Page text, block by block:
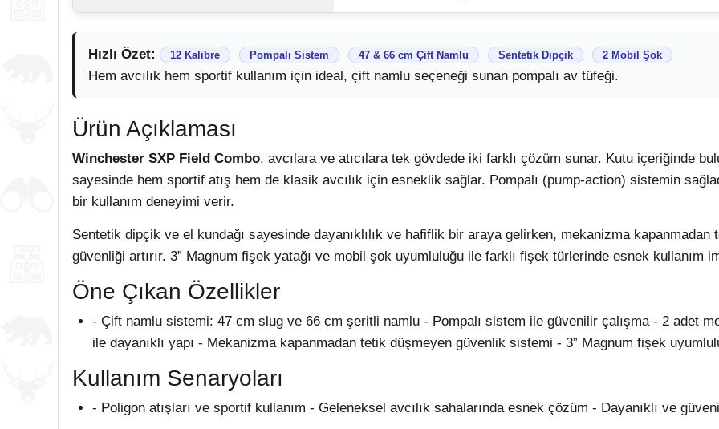
Hızlı Özet: 12 Kalibre Pompalı Sistem 47 & 66 cm Çift Namlu Sentetik Dipçik 2 Mobil Şok
Hem avcılık hem sportif kullanım için ideal, çift namlu seçeneği sunan pompalı av tüfeği.
Ürün Açıklaması
Winchester SXP Field Combo, avcılara ve atıcılara tek gövdede iki farklı çözüm sunar. Kutu içeriğinde
sayesinde hem sportif atış hem de klasik avcılık için esneklik sağlar. Pompalı (pump-action) sistemin
bir kullanım deneyimi verir.
Sentetik dipçik ve el kundağı sayesinde dayanıklılık ve hafiflik bir araya gelirken, mekanizma
güvenliği artırır. 3” Magnum fişek yatağı ve mobil şok uyumluluğu ile farklı fişek türlerinde esnek kullanım
Öne Çıkan Özellikler
- Çift namlu sistemi: 47 cm slug ve 66 cm şeritli namlu - Pompalı sistem ile güvenilir çalışma - 2 adet
ile dayanıklı yapı - Mekanizma kapanmadan tetik düşmeyen güvenlik sistemi - 3” Magnum fişek
Kullanım Senaryoları
- Poligon atışları ve sportif kullanım - Geleneksel avcılık sahalarında esnek çözüm - Dayanıklı ve